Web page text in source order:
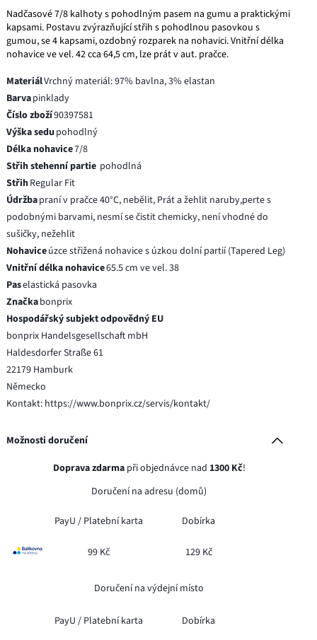
Nadčasové 7/8 kalhoty s pohodlným pasem na gumu a praktickými
kapsami. Postavu zvýrazňující střih s pohodlnou pasovkou s
gumou, se 4 kapsami, ozdobný rozparek na nohavici. Vnitřní délka
nohavice ve vel. 42 cca 64,5 cm, lze prát v aut. pračce.
MateriálVrchný materiál: 97% bavlna, 3% elastan
Barvapinklady
Číslo zboží90397581
Výška sedu pohodlný
Délka nohavice7/8
Střih stehenní partie pohodlná
StřihRegular Fit
Údržbapraní v pračce 40°C, nebělit, Prát a žehlit naruby,perte s
podobnými barvami, nesmí se čistit chemicky, není vhodné do
sušičky, nežehlit
Nohaviceúzce střižená nohavice s úzkou dolní partií (Tapered Leg)
Vnitřní délka nohavice65.5 cm ve vel. 38
Paselastická pasovka
Značkabonprix
Hospodářský subjekt odpovědný EU
bonprix Handelsgesellschaft mbH
Haldesdorfer Straße 61
22179 Hamburk
Německo
Kontakt: https://www.bonprix.cz/servis/kontakt/
Možnosti doručení
Doprava zdarmapři objednávce nad 1300 Kč!
Doručení na adresu (domů)
PayU / Platební karta Dobírka
99 Kč 129 Kč
Doručení na výdejní místo
PayU / Platební karta Dobírka